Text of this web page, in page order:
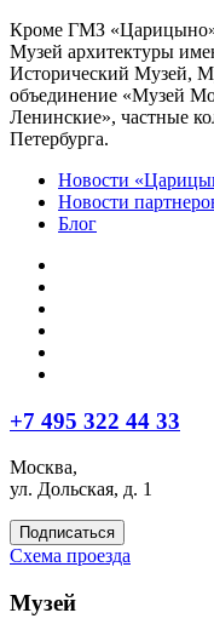
Кроме ГМЗ «Царицыно»
Музей архитектуры
Исторический Музей,
объединение «Музей
Ленинские», частные
Петербурга.
Новости
Новости
Блог
+7 495 322 44 33
Москва,
ул. Дольская, д. 1
Подписаться
Схема проезда
Музей